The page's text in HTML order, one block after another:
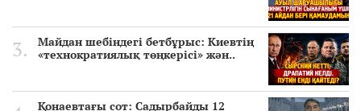
Майдан шебіндегі бетбұрыс: Киевтің
«технократиялық төңкерісі» жән..
Қонаевтағы сот: Садырбайды 12